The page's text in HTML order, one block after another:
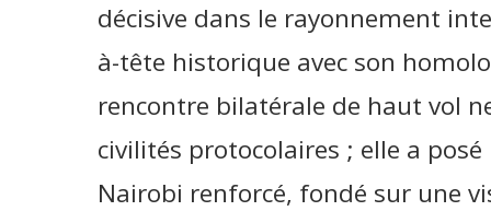
décisive dans le rayonnement
à-tête historique avec son
rencontre bilatérale de haut vol
civilités protocolaires ; elle a
Nairobi renforcé, fondé sur une